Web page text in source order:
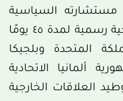
مستشارته السياسية
الخاصة، وقامت برحلات خارجية رسمية لمدة ٤٥ يومًا
المتحدة وبلجيكا
ألمانيا الاتحادية
العلاقات الخارجية